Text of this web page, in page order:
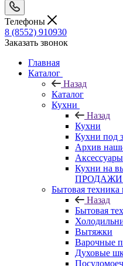
Телефоны
8 (8552) 910930
Заказать звонок
Главная
Каталог
Назад
Каталог
Кухни
Назад
Кухни
Кухни под
Архив
Кухни на
Бытовая техника
Назад
Бытовая
Вытяжки
Варочные
Духовые